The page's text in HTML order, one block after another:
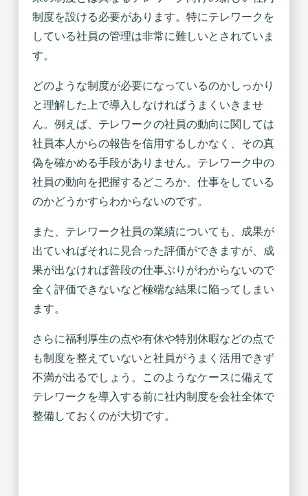
制度を設ける必要があります。特にテレワークを
している社員の管理は非常に難しいとされていま
す。
どのような制度が必要になっているのかしっかり
と理解した上で導入しなければうまくいきませ
ん。例えば、テレワークの社員の動向に関しては
社員本人からの報告を信用するしかなく、その真
偽を確かめる手段がありません。テレワーク中の
社員の動向を把握するどころか、仕事をしている
のかどうかすらわからないのです。
また、テレワーク社員の業績についても、成果が
出ていればそれに見合った評価ができますが、成
果が出なければ普段の仕事ぶりがわからないので
全く評価できないなど極端な結果に陥ってしまい
ます。
さらに福利厚生の点や有休や特別休暇などの点で
も制度を整えていないと社員がうまく活用できず
不満が出るでしょう。このようなケースに備えて
テレワークを導入する前に社内制度を会社全体で
整備しておくのが大切です。